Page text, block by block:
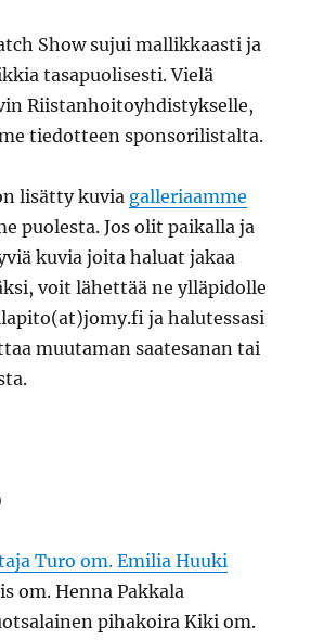
Show sujui mallikkaasti ja
tasapuolisesti. Vielä
Riistanhoitoyhdistykselle,
tiedotteen sponsorilistalta.
lisätty kuvia galleriaamme
puolesta. Jos olit paikalla ja
kuvia joita haluat jakaa
voit lähettää ne ylläpidolle
ja halutessasi
muutaman saatesanan tai
Turo om. Emilia Huuki
om. Henna Pakkala
pihakoira Kiki om.